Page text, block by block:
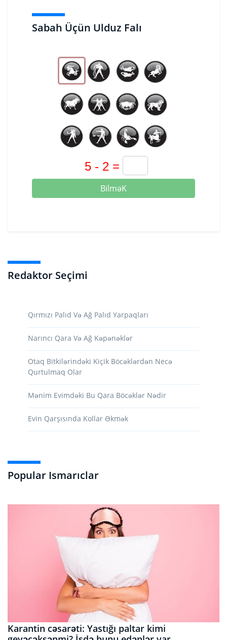
Sabah Üçün Ulduz Falı
BilməK
Redaktor Seçimi
Qırmızı Palıd Və Ağ Palıd Yarpaqları
Narıncı Qara Və Ağ Kəpənəklər
Otaq Bitkilərindəki Kiçik Böcəklərdən Necə
Qurtulmaq Olar
Mənim Evimdəki Bu Qara Böcəklər Nədir
Evin Qarşısında Kollar Əkmək
Popular Ismarıclar
Karantin cəsarəti: Yastığı paltar kimi